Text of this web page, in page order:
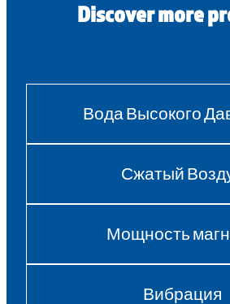
Discover more
Вода Высокого
Сжатый
Мощность
Вибрация